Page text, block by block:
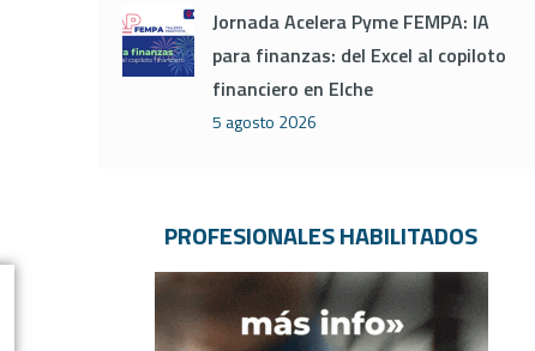
Jornada Acelera Pyme FEMPA: IA
para finanzas: del Excel al copiloto
financiero en Elche
5 agosto 2026
PROFESIONALES HABILITADOS